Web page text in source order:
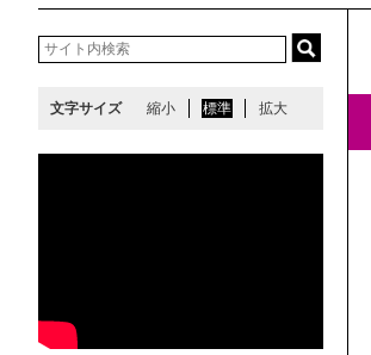
文字サイズ 縮小 標準 拡大